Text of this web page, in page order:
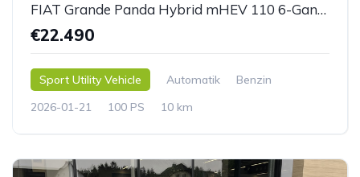
FIAT Grande Panda Hybrid mHEV 110 6-Gang eDCT LaPrima
€22.490
Sport Utility Vehicle Automatik
Benzin
2026-01-21
100 PS 10 km